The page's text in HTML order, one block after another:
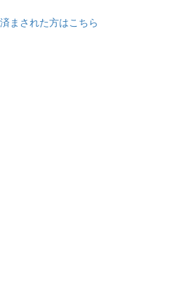
まされた方はこちら